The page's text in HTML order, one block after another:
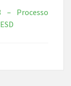
– Processo